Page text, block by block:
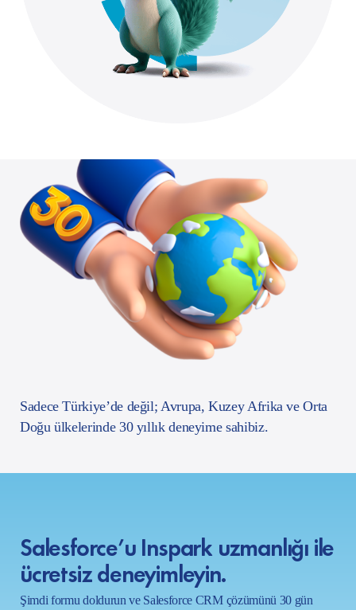
Sadece Türkiye’de değil; Avrupa, Kuzey Afrika ve Orta
Doğu ülkelerinde 30 yıllık deneyime sahibiz.
Salesforce’u Inspark uzmanlığı ile
ücretsiz deneyimleyin.
Şimdi formu doldurun ve Salesforce CRM çözümünü 30 gün